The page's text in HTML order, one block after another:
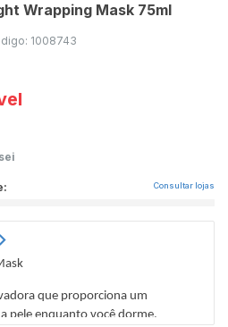
Wrapping Mask 75ml
1008743
Consultar lojas
que proporciona um
pele enquanto você dorme.